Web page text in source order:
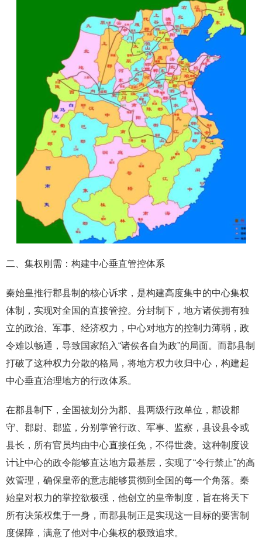
二、集权刚需：构建中心垂直管控体系
秦始皇推行郡县制的核心诉求，是构建高度集中的中心集权
体制，实现对全国的直接管控。分封制下，地方诸侯拥有独
立的政治、军事、经济权力，中心对地方的控制力薄弱，政
令难以畅通，导致国家陷入“诸侯各自为政”的局面。而郡县制
打破了这种权力分散的格局，将地方权力收归中心，构建起
中心垂直治理地方的行政体系。
在郡县制下，全国被划分为郡、县两级行政单位，郡设郡
守、郡尉、郡监，分别掌管行政、军事、监察，县设县令或
县长，所有官员均由中心直接任免，不得世袭。这种制度设
计让中心的政令能够直达地方最基层，实现了“令行禁止”的高
效管理，确保皇帝的意志能够贯彻到全国的每一个角落。秦
始皇对权力的掌控欲极强，他创立的皇帝制度，旨在将天下
所有决策权集于一身，而郡县制正是实现这一目标的要害制
度保障，满意了他对中心集权的极致追求。